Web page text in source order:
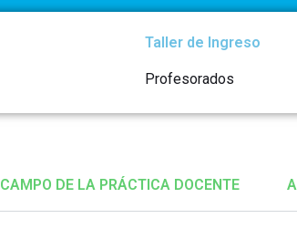
Taller de Ingreso
Profesorados
CAMPO DE LA PRÁCTICA DOCENTE